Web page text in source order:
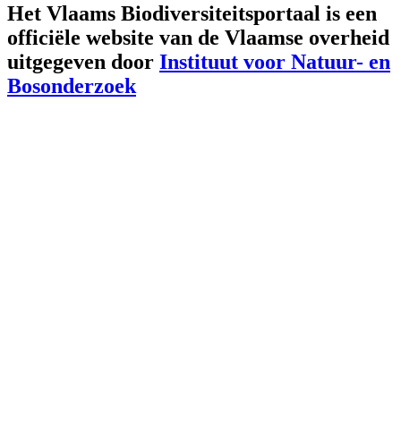
Het Vlaams Biodiversiteitsportaal is een
officiële website van de Vlaamse overheid
uitgegeven door Instituut voor Natuur- en
Bosonderzoek